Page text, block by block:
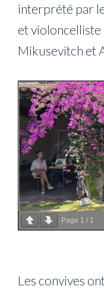
interprété par
et violoncelliste
Mikusevitch et
Page 1 / 1
Les convives